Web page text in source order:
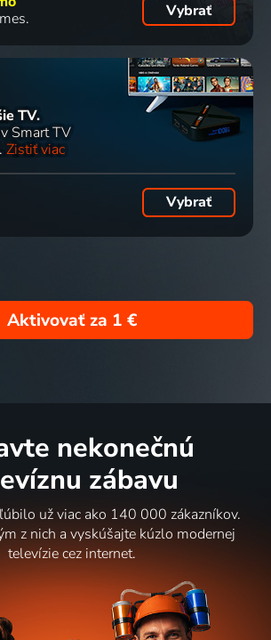
Vybrať
TV.
Smart TV
Zistiť viac
Vybrať
Aktivovať za 1 €
nekonečnú
zábavu
už viac ako 140 000 zákazníkov.
z nich a vyskúšajte kúzlo modernej
televízie cez internet.